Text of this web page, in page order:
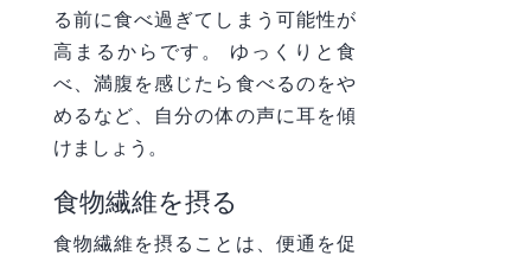
る前に食べ過ぎてしまう可能性が
高まるからです。 ゆっくりと食
べ、満腹を感じたら食べるのをや
めるなど、自分の体の声に耳を傾
けましょう。
食物繊維を摂る
食物繊維を摂ることは、便通を促